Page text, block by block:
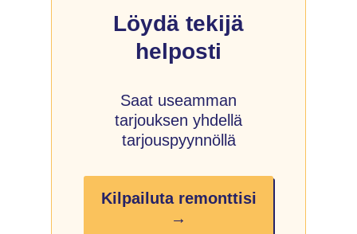
Löydä tekijä
helposti
Saat useamman
tarjouksen yhdellä
tarjouspyynnöllä
Kilpailuta remonttisi
→